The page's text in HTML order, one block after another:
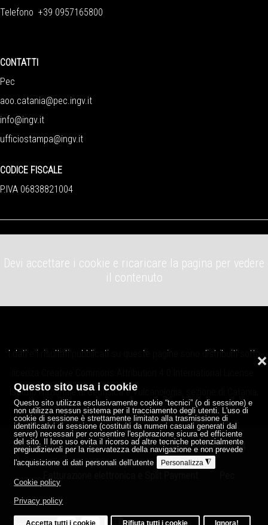
Questo sito usa i cookie
Questo sito utilizza esclusivamente cookie “tecnici” (o di sessione) e
non utilizza nessun sistema per il tracciamento degli utenti. L'uso di
cookie di sessione è strettamente limitato alla trasmissione di
identificativi di sessione (costituiti da numeri casuali generati dal
server) necessari per consentire l'esplorazione sicura ed efficiente
del sito. Il loro uso evita il ricorso ad altre tecniche potenzialmente
pregiudizievoli per la riservatezza della navigazione e non prevede
l'acquisizione di dati personali dell'utente
Personalizza◮
Cookie policy
Privacy policy
Accetta tutti i cookie Rifiuta tutti i cookie Ignora!
❌
Telefono +39 0957165800
CONTATTI
Pec
aoo.catania@pec.ingv.it
info@ingv.it
ufficiostampa@ingv.it
CODICE FISCALE
P.IVA 06838821004
Devi accettare i cookie e ricaricare la pagina per vedere
il contenuto
I dati e i risultati pubblicati su queste pagine sono distribuiti sotto
Istituto Nazionale di Geofisica e Vulcanologia, sezione di Catania,
Osservatorio Etneo.
Note legali Privacy Credits P.IVA 06838821004